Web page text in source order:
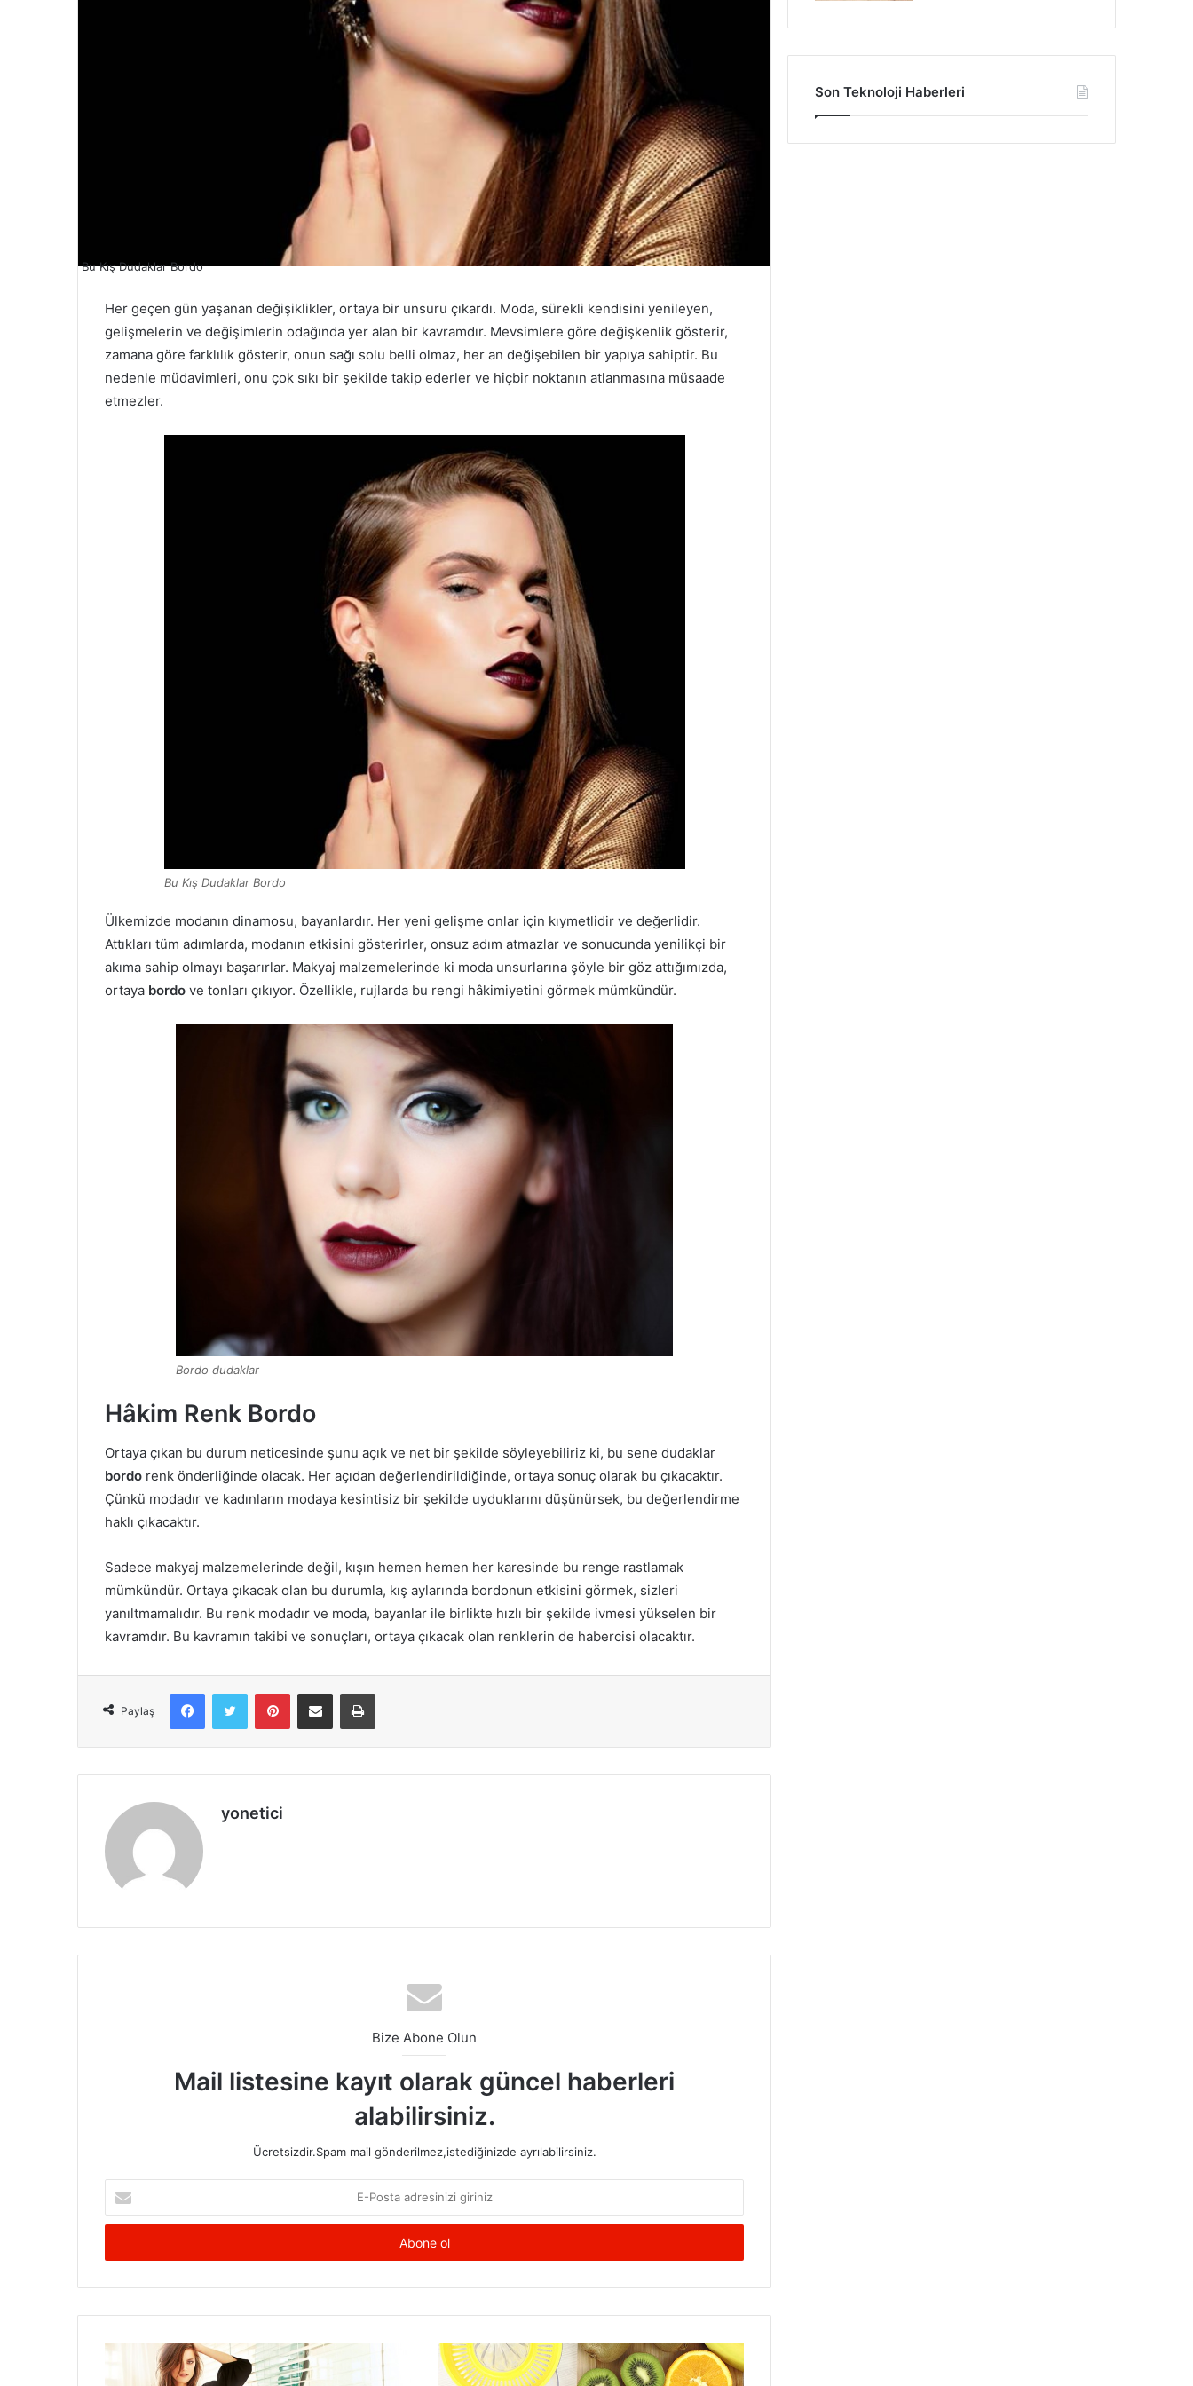
Bu Kış Dudaklar Bordo
Her geçen gün yaşanan değişiklikler, ortaya bir unsuru çıkardı. Moda, sürekli kendisini yenileyen,
gelişmelerin ve değişimlerin odağında yer alan bir kavramdır. Mevsimlere göre değişkenlik gösterir,
zamana göre farklılık gösterir, onun sağı solu belli olmaz, her an değişebilen bir yapıya sahiptir. Bu
nedenle müdavimleri, onu çok sıkı bir şekilde takip ederler ve hiçbir noktanın atlanmasına müsaade
etmezler.
Bu Kış Dudaklar Bordo
Ülkemizde modanın dinamosu, bayanlardır. Her yeni gelişme onlar için kıymetlidir ve değerlidir.
Attıkları tüm adımlarda, modanın etkisini gösterirler, onsuz adım atmazlar ve sonucunda yenilikçi bir
akıma sahip olmayı başarırlar. Makyaj malzemelerinde ki moda unsurlarına şöyle bir göz attığımızda,
ortaya bordo ve tonları çıkıyor. Özellikle, rujlarda bu rengi hâkimiyetini görmek mümkündür.
Bordo dudaklar
Hâkim Renk Bordo
Ortaya çıkan bu durum neticesinde şunu açık ve net bir şekilde söyleyebiliriz ki, bu sene dudaklar
bordo renk önderliğinde olacak. Her açıdan değerlendirildiğinde, ortaya sonuç olarak bu çıkacaktır.
Çünkü modadır ve kadınların modaya kesintisiz bir şekilde uyduklarını düşünürsek, bu değerlendirme
haklı çıkacaktır.
Sadece makyaj malzemelerinde değil, kışın hemen hemen her karesinde bu renge rastlamak
mümkündür. Ortaya çıkacak olan bu durumla, kış aylarında bordonun etkisini görmek, sizleri
yanıltmamalıdır. Bu renk modadır ve moda, bayanlar ile birlikte hızlı bir şekilde ivmesi yükselen bir
kavramdır. Bu kavramın takibi ve sonuçları, ortaya çıkacak olan renklerin de habercisi olacaktır.
Paylaş
Facebook
X PinterestE-Posta ile paylaş Yazdır
yonetici
Bize Abone Olun
Mail listesine kayıt olarak güncel haberleri
alabilirsiniz.
Ücretsizdir.Spam mail gönderilmez,istediğinizde ayrılabilirsiniz.
Posta
adresinizi
Desenli
Vücut
Tipine
Son Teknoloji Haberleri